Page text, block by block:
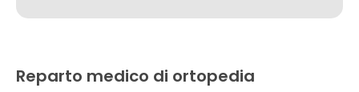
Reparto medico di ortopedia